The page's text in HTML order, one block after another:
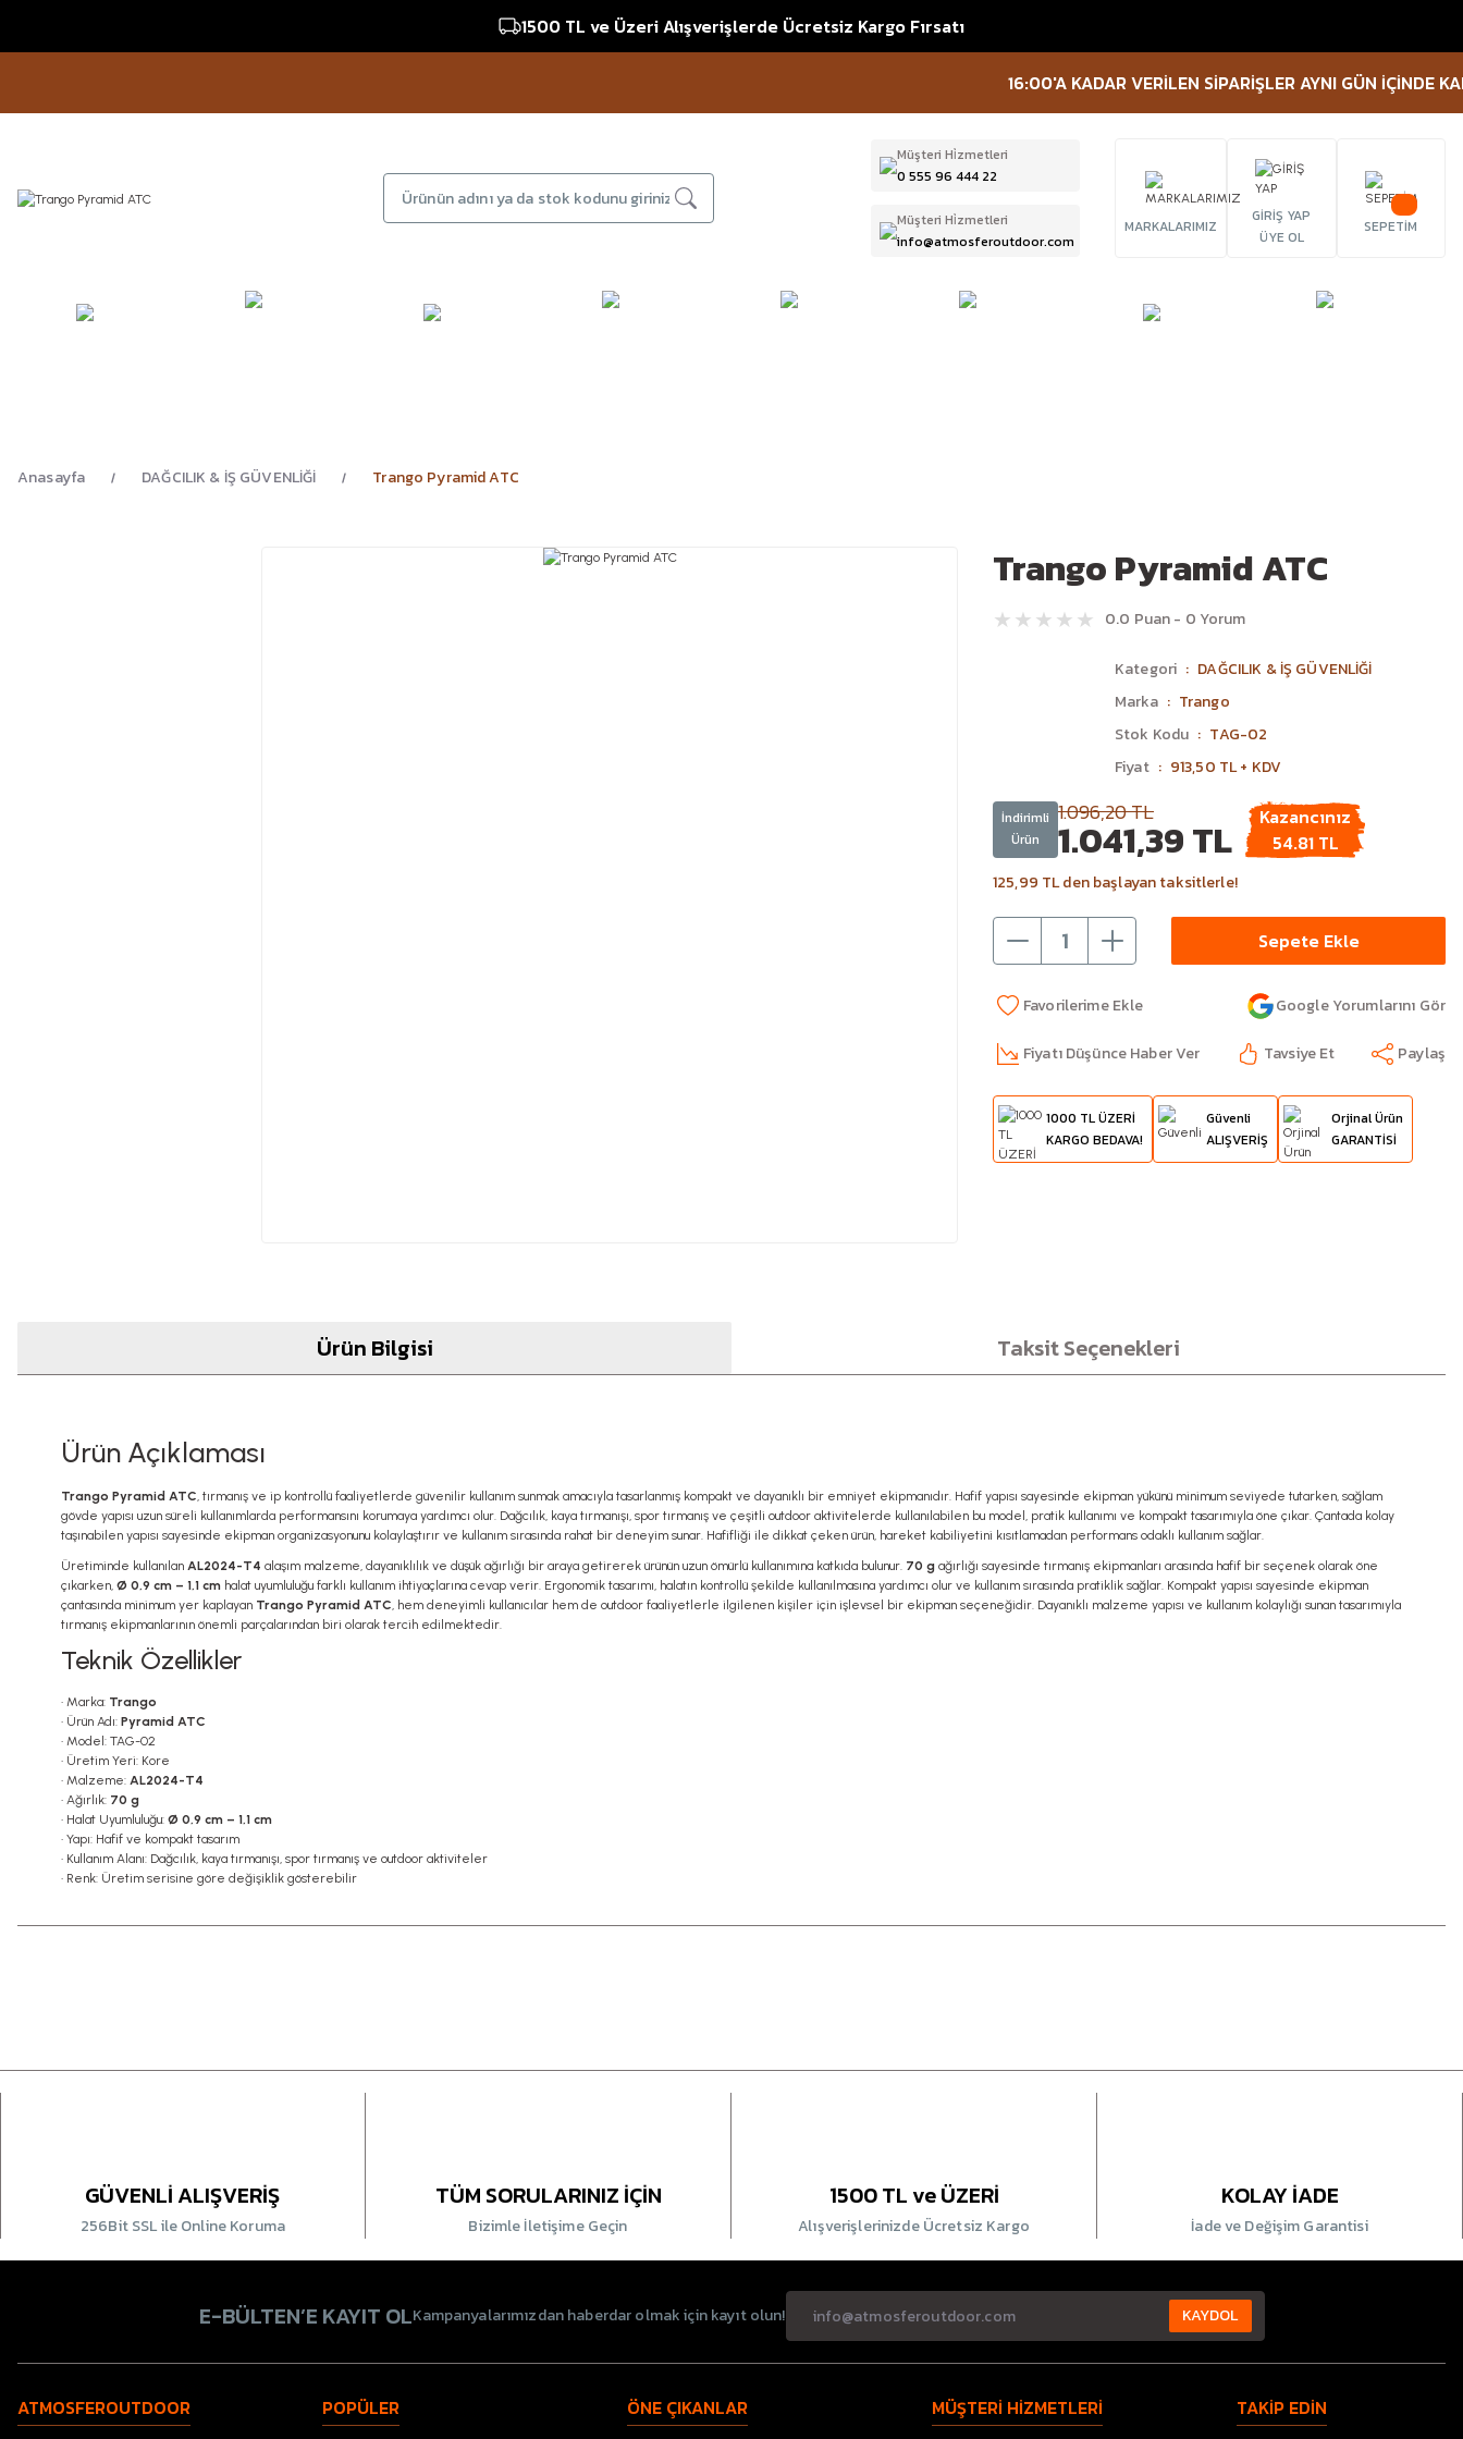
1500 TL ve Üzeri Alışverişlerde Ücretsiz Kargo Fırsatı
16:00'A KADAR VERİLEN SİPARİŞLER AYNI GÜN İÇİNDE
Müşteri Hi̇zmetleri
0 555 96 444 22
Müşteri Hi̇zmetleri
info@atmosferoutdoor.com
MARKALARIMIZ
GİRİŞ YAP
ÜYE OL
SEPETİM
Anasayfa DAĞCILIK & İŞ GÜVENLİĞİ Trango Pyramid ATC
Trango Pyramid ATC
0.0 Puan - 0 Yorum
Kategori
DAĞCILIK & İŞ GÜVENLİĞİ
Marka
Trango
Stok Kodu
TAG-02
Fiyat
913,50 TL + KDV
İndirimli
Ürün
1.096,20 TL
1.041,39 TL
Kazancınız
54.81 TL
125,99 TL den başlayan taksitlerle!
Sepete Ekle
Google Yorumlarını Gör
Fiyatı Düşünce Haber Ver Tavsiye Et Paylaş
1000 TL ÜZERİ
KARGO BEDAVA!
Güvenli
ALIŞVERİŞ
Orjinal Ürün
GARANTİSİ
Ürün Bilgisi Taksit Seçenekleri
Ürün Açıklaması
Trango Pyramid ATC, tırmanış ve ip kontrollü faaliyetlerde güvenilir kullanım sunmak amacıyla tasarlanmış kompakt ve dayanıklı bir emniyet ekipmanıdır. Hafif yapısı sayesinde ekipman yükünü minimum seviyede tutarken, sağlam
gövde yapısı uzun süreli kullanımlarda performansını korumaya yardımcı olur. Dağcılık, kaya tırmanışı, spor tırmanış ve çeşitli outdoor aktivitelerde kullanılabilen bu model, pratik kullanımı ve kompakt tasarımıyla öne çıkar. Çantada kolay
taşınabilen yapısı sayesinde ekipman organizasyonunu kolaylaştırır ve kullanım sırasında rahat bir deneyim sunar. Hafifliği ile dikkat çeken ürün, hareket kabiliyetini kısıtlamadan performans odaklı kullanım sağlar.
Üretiminde kullanılan AL2024-T4 alaşım malzeme, dayanıklılık ve düşük ağırlığı bir araya getirerek ürünün uzun ömürlü kullanımına katkıda bulunur. 70 g ağırlığı sayesinde tırmanış ekipmanları arasında hafif bir seçenek olarak öne
çıkarken, Ø 0,9 cm – 1,1 cm halat uyumluluğu farklı kullanım ihtiyaçlarına cevap verir. Ergonomik tasarımı, halatın kontrollü şekilde kullanılmasına yardımcı olur ve kullanım sırasında pratiklik sağlar. Kompakt yapısı sayesinde ekipman
çantasında minimum yer kaplayan Trango Pyramid ATC, hem deneyimli kullanıcılar hem de outdoor faaliyetlerle ilgilenen kişiler için işlevsel bir ekipman seçeneğidir. Dayanıklı malzeme yapısı ve kullanım kolaylığı sunan tasarımıyla
tırmanış ekipmanlarının önemli parçalarından biri olarak tercih edilmektedir.
Teknik Özellikler
• Marka: Trango
• Ürün Adı: Pyramid ATC
• Model: TAG-02
• Üretim Yeri: Kore
• Malzeme: AL2024-T4
• Ağırlık: 70 g
• Halat Uyumluluğu: Ø 0,9 cm – 1,1 cm
• Yapı: Hafif ve kompakt tasarım
• Kullanım Alanı: Dağcılık, kaya tırmanışı, spor tırmanış ve outdoor aktiviteler
• Renk: Üretim serisine göre değişiklik gösterebilir
GÜVENLİ ALIŞVERİŞ
256Bit SSL ile Online Koruma
TÜM SORULARINIZ İÇİN
Bizimle İletişime Geçin
1500 TL ve ÜZERİ
Alışverişlerinizde Ücretsiz Kargo
KOLAY İADE
İade ve Değişim Garantisi
E-BÜLTEN’E KAYIT OLKampanyalarımızdan haberdar olmak için kayıt olun! KAYDOL
ATMOSFEROUTDOOR POPÜLER ÖNE ÇIKANLAR MÜŞTERİ HİZMETLERİ TAKİP EDİN